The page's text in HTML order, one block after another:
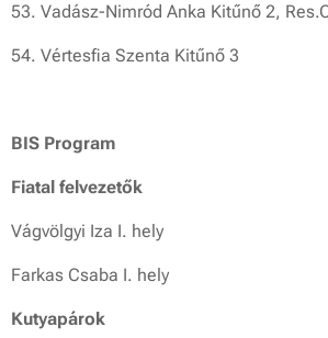
53. Vadász-Nimród Anka Kitűnő 2,
54. Vértesfia Szenta Kitűnő 3
BIS Program
Fiatal felvezetők
Vágvölgyi Iza I. hely
Farkas Csaba I. hely
Kutyapárok